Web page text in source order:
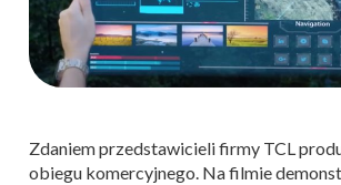
Zdaniem przedstawicieli firmy TCL
obiegu komercyjnego. Na filmie